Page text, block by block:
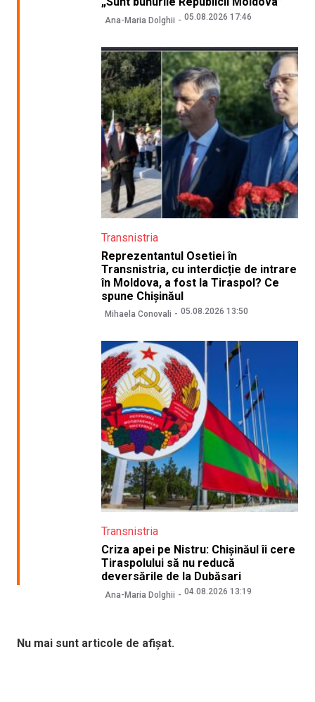
Ana-Maria Dolghii 05.08.2026 17:46
Transnistria
Reprezentantul Osetiei în
Transnistria, cu interdicție de intrare
în Moldova, a fost la Tiraspol? Ce
spune Chișinăul
Mihaela Conovali 05.08.2026 13:50
Transnistria
Criza apei pe Nistru: Chișinăul îi cere
Tiraspolului să nu reducă
deversările de la Dubăsari
Ana-Maria Dolghii 04.08.2026 13:19
Nu mai sunt articole de afișat.